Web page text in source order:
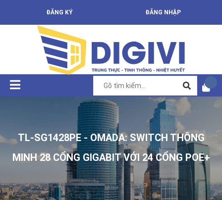
ĐĂNG KÝ ĐĂNG NHẬP
TL-SG1428PE - OMADA: SWITCH THÔNG
MINH 28 CỔNG GIGABIT VỚI 24 CỔNG POE+